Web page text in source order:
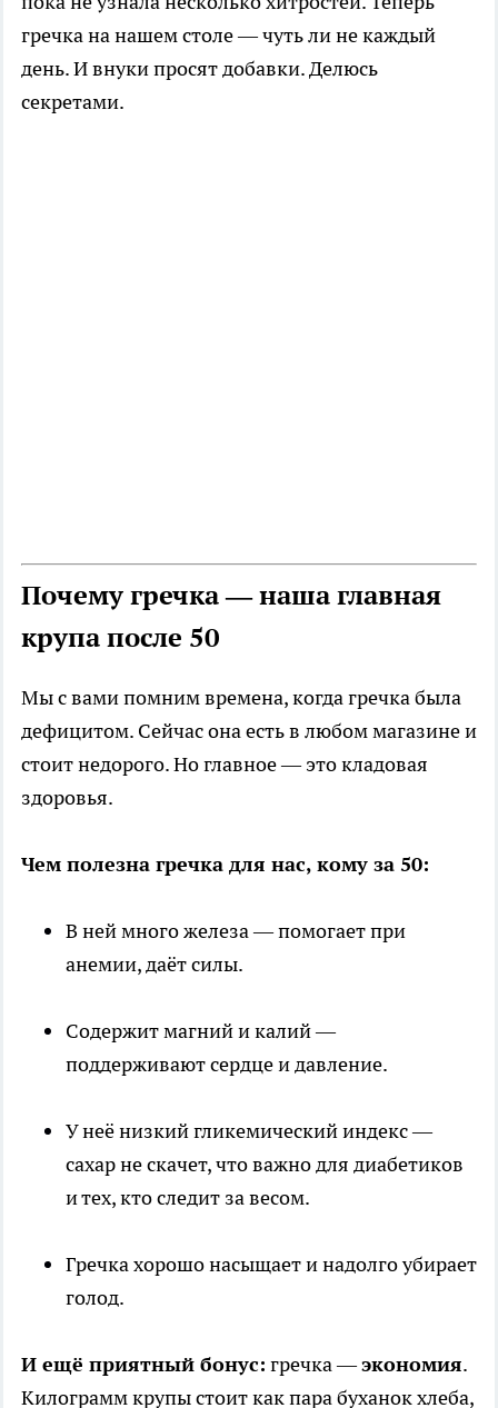
гречка на нашем столе — чуть ли не каждый
день. И внуки просят добавки. Делюсь
секретами.
Почему гречка — наша главная
крупа после 50
Мы с вами помним времена, когда гречка была
дефицитом. Сейчас она есть в любом магазине и
стоит недорого. Но главное — это кладовая
здоровья.
Чем полезна гречка для нас, кому за 50:
В ней много железа — помогает при
анемии, даёт силы.
Содержит магний и калий —
поддерживают сердце и давление.
У неё низкий гликемический индекс —
сахар не скачет, что важно для диабетиков
и тех, кто следит за весом.
Гречка хорошо насыщает и надолго убирает
голод.
И ещё приятный бонус: гречка —экономия.
Килограмм крупы стоит как пара буханок хлеба,